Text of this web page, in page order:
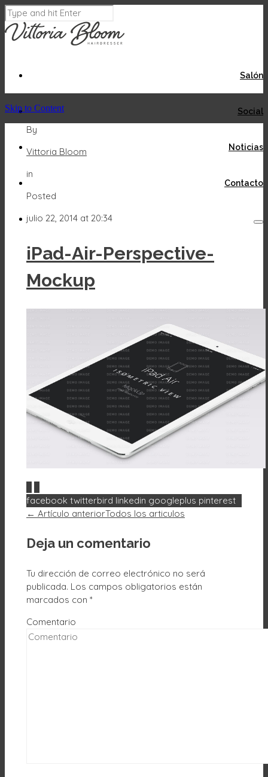
Salón
Social
Noticias
Contacto
Skip to Content
By
Vittoria Bloom
in
Posted
julio 22, 2014 at 20:34
iPad-Air-Perspective-
Mockup
facebook twitterbird linkedin googleplus pinterest
← Artículo anteriorTodos los articulos
Deja un comentario
Tu dirección de correo electrónico no será
publicada. Los campos obligatorios están
marcados con *
Comentario